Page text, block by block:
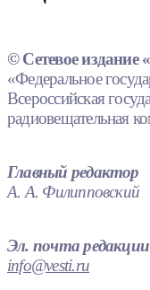
© Сетевое издание
«Федеральное
Всероссийская
радиовещательная
Главный редактор
А. А. Филипповский
Эл. почта редакции
info@vesti.ru